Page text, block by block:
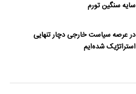
سایه سنگین تورم
در عرصه سیاست خارجی دچار تنهایی
استراتژیک شده‌ایم